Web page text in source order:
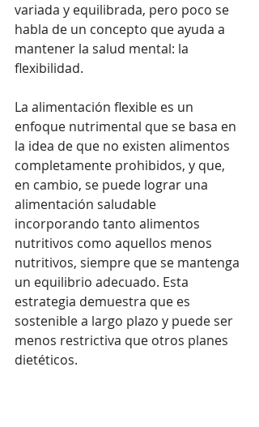
variada y equilibrada, pero poco se
habla de un concepto que ayuda a
mantener la salud mental: la
flexibilidad.
La alimentación flexible es un
enfoque nutrimental que se basa en
la idea de que no existen alimentos
completamente prohibidos, y que,
en cambio, se puede lograr una
alimentación saludable
incorporando tanto alimentos
nutritivos como aquellos menos
nutritivos, siempre que se mantenga
un equilibrio adecuado. Esta
estrategia demuestra que es
sostenible a largo plazo y puede ser
menos restrictiva que otros planes
dietéticos.